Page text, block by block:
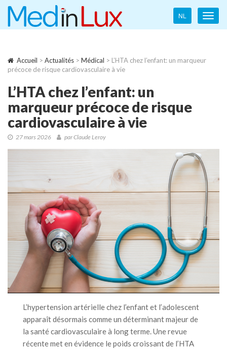
Language
navigation
NL
Accueil > Actualités > Médical > L’HTA chez l’enfant: un marqueur
précoce de risque cardiovasculaire à vie
L’HTA chez l’enfant: un
marqueur précoce de risque
cardiovasculaire à vie
27 mars 2026 par Claude Leroy
L’hypertension artérielle chez l’enfant et l’adolescent
apparaît désormais comme un déterminant majeur de
la santé cardiovasculaire à long terme. Une revue
récente met en évidence le poids croissant de l’HTA